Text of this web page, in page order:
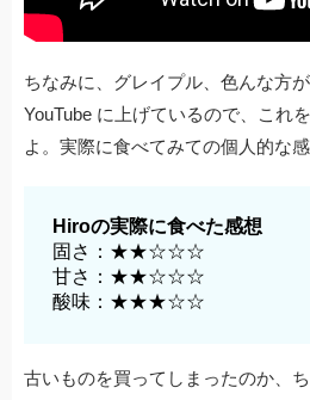
ちなみに、グレイプル、色んな方
YouTube に上げているので、これ
よ。実際に食べてみての個人的な
Hiroの実際に食べた感想
固さ：★★☆☆☆
甘さ：★★☆☆☆
酸味：★★★☆☆
古いものを買ってしまったのか、